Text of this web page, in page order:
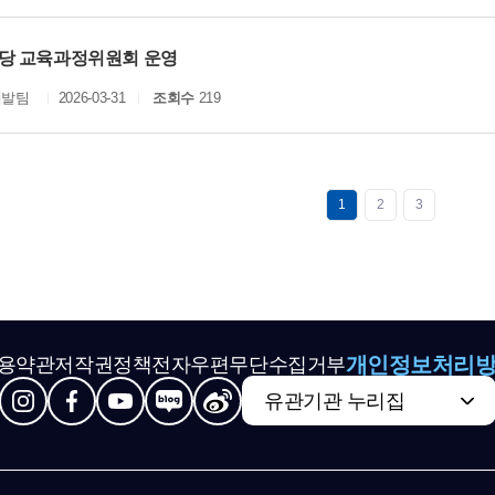
교육과정위원회 운영
팀 2026-03-31 조회수 219
1 2 3
약관저작권정책전자우편무단수집거부개인정보처리
유관기관 누리집